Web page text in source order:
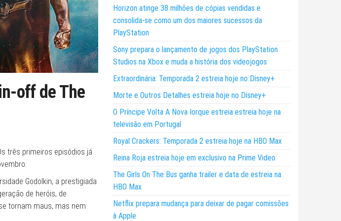
off de The
três primeiros episódios já
Godolkin, a prestigiada
de heróis, de
tornam maus, mas nem
Horizon atinge 38 milhões de cópias vendidas e
consolida-se como um dos maiores sucessos da
PlayStation
Sony prepara o lançamento de jogos dos PlayStation
Studios na Xbox e muda a história dos videojogos
Extraordinária: Temporada 2 estreia hoje no Disney+
Morte e Outros Detalhes estreia hoje no Disney+
O Príncipe Volta A Nova Iorque estreia estreia hoje na
televisão em Portugal
Royal Crackers: Temporada 2 estreia hoje na HBO Max
Reina Roja estreia hoje em exclusivo na Prime Video
The Girls On The Bus ganha trailer e data de estreia na
HBO Max
Netflix prepara mudança para deixar de pagar comissões
à Apple